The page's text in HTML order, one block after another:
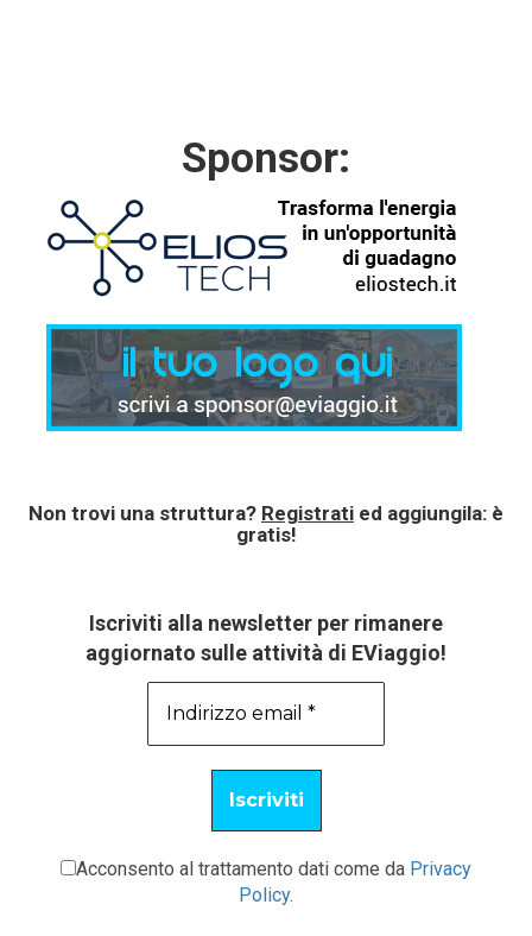
Sponsor:
Non trovi una struttura? Registrati ed aggiungila: è
gratis!
Iscriviti alla newsletter per rimanere
aggiornato sulle attività di EViaggio!
Acconsento al trattamento dati come da Privacy
Policy.